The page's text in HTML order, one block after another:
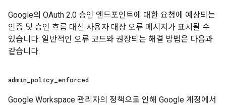
Google의 OAuth 2.0 승인 엔드포인트에 대한 요청에 예상되는
인증 및 승인 흐름 대신 사용자 대상 오류 메시지가 표시될 수
있습니다. 일반적인 오류 코드와 권장되는 해결 방법은 다음과
같습니다.
admin policy enforced
Google Workspace 관리자의 정책으로 인해 Google 계정에서